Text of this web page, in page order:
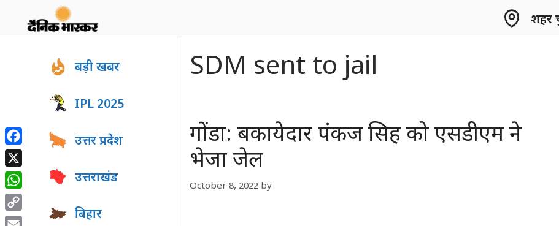
शहर
SDM sent to jail
गोंडा: बकायेदार पंकज सिह को एसडीएम ने
भेजा जेल
October 8, 2022 by
बड़ी खबर
IPL 2025
उत्तर प्रदेश
उत्तराखंड
बिहार
Facebook
X
WhatsApp
Copy